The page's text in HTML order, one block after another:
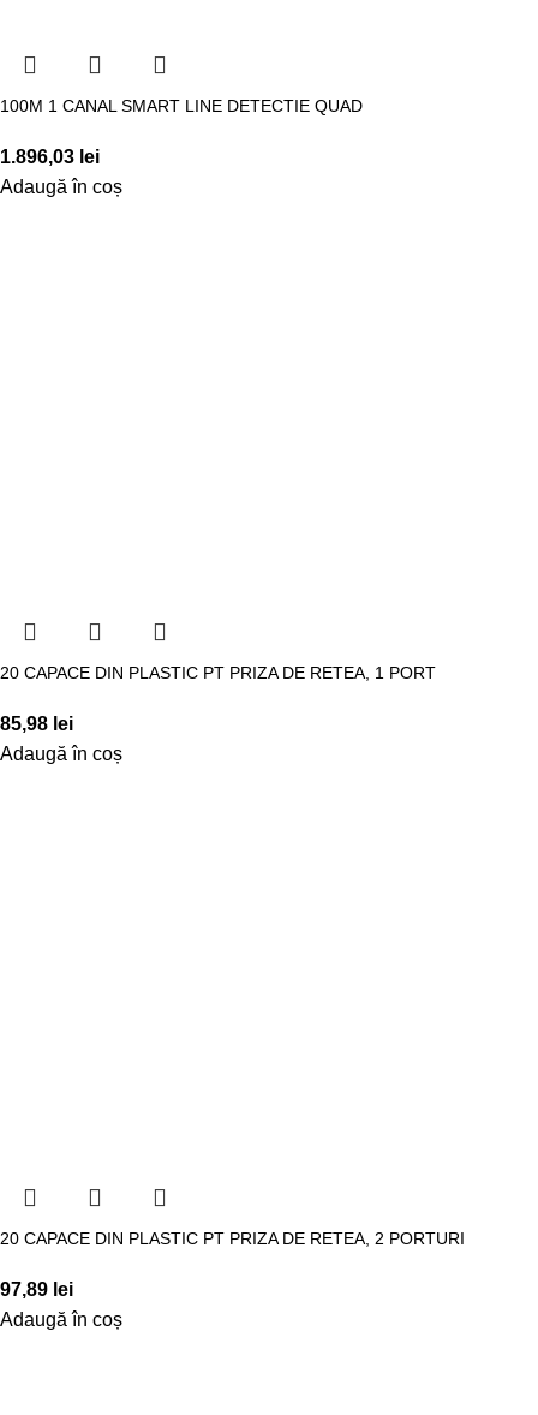
100M 1 CANAL SMART LINE DETECTIE QUAD
1.896,03 lei
Adaugă în coș
20 CAPACE DIN PLASTIC PT PRIZA DE RETEA, 1 PORT
85,98 lei
Adaugă în coș
20 CAPACE DIN PLASTIC PT PRIZA DE RETEA, 2 PORTURI
97,89 lei
Adaugă în coș